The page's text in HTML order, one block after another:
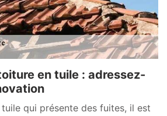
en tuile : adressez-
qui présente des fuites, il est